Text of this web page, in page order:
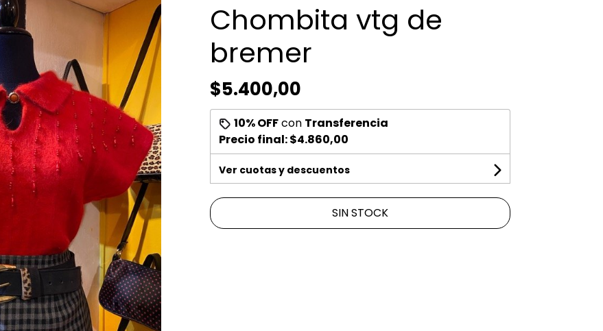
Chombita vtg de
bremer
$5.400,00
10% OFFcon Transferencia
Precio final:$4.860,00
Ver cuotas y descuentos
SIN STOCK